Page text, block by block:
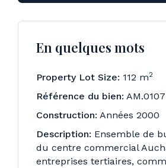
En quelques mots
Property Lot Size: 112 m2
Référence du bien: AM.0107
Construction: Années 2000
Description: Ensemble de
du centre commercial
entreprises tertiaires,